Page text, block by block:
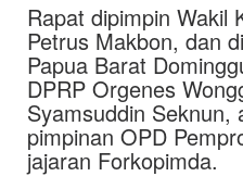
Rapat dipimpin Wakil
Petrus Makbon, dan
Papua Barat
DPRP Orgenes
Syamsuddin Seknun,
pimpinan OPD
jajaran Forkopimda.